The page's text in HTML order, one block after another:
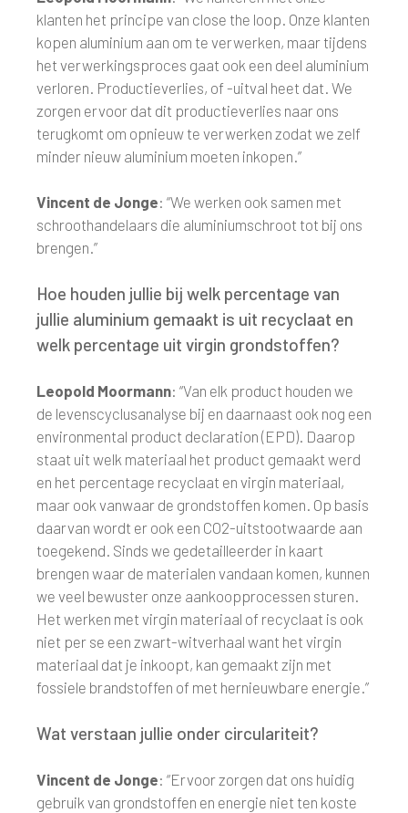
klanten het principe van close the loop. Onze klanten
kopen aluminium aan om te verwerken, maar tijdens
het verwerkingsproces gaat ook een deel aluminium
verloren. Productieverlies, of -uitval heet dat. We
zorgen ervoor dat dit productieverlies naar ons
terugkomt om opnieuw te verwerken zodat we zelf
minder nieuw aluminium moeten inkopen.”
Vincent de Jonge: “We werken ook samen met
schroothandelaars die aluminiumschroot tot bij ons
brengen.”
Hoe houden jullie bij welk percentage van
jullie aluminium gemaakt is uit recyclaat en
welk percentage uit virgin grondstoffen?
Leopold Moormann: “Van elk product houden we
de levenscyclusanalyse bij en daarnaast ook nog een
environmental product declaration (EPD). Daarop
staat uit welk materiaal het product gemaakt werd
en het percentage recyclaat en virgin materiaal,
maar ook vanwaar de grondstoffen komen. Op basis
daarvan wordt er ook een CO2-uitstootwaarde aan
toegekend. Sinds we gedetailleerder in kaart
brengen waar de materialen vandaan komen, kunnen
we veel bewuster onze aankoopprocessen sturen.
Het werken met virgin materiaal of recyclaat is ook
niet per se een zwart-witverhaal want het virgin
materiaal dat je inkoopt, kan gemaakt zijn met
fossiele brandstoffen of met hernieuwbare energie.”
Wat verstaan jullie onder circulariteit?
Vincent de Jonge: “Ervoor zorgen dat ons huidig
gebruik van grondstoffen en energie niet ten koste